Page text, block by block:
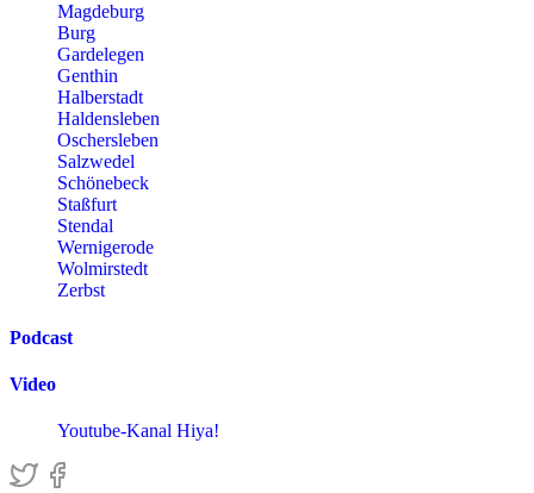
Magdeburg
Burg
Gardelegen
Genthin
Halberstadt
Haldensleben
Oschersleben
Salzwedel
Schönebeck
Staßfurt
Stendal
Wernigerode
Wolmirstedt
Zerbst
Podcast
Video
Youtube-Kanal Hiya!